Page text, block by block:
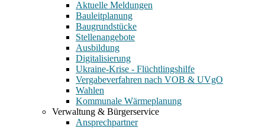
Aktuelle Meldungen
Bauleitplanung
Baugrundstücke
Stellenangebote
Ausbildung
Digitalisierung
Ukraine-Krise - Flüchtlingshilfe
Vergabeverfahren nach VOB & UVgO
Wahlen
Kommunale Wärmeplanung
Verwaltung & Bürgerservice
Ansprechpartner